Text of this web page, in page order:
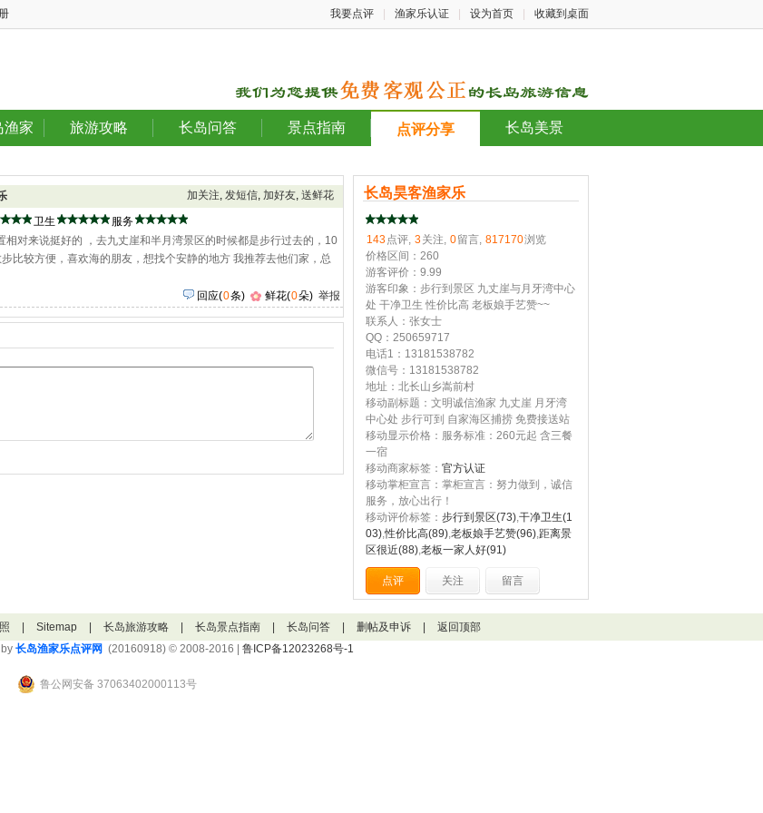
我要点评 渔家乐认证 设为首页 收藏到桌面
渔家 旅游攻略 长岛问答 景点指南 点评分享 长岛美景
加关注, 发短信, 加好友, 送鲜花
卫生
服务
对来说挺好的 ，去九丈崖和半月湾景区的时候都是步行过去的，10
比较方便，喜欢海的朋友，想找个安静的地方 我推荐去他们家，总
回应(0条) 鲜花(0朵) 举报
长岛昊客渔家乐
143点评, 3关注, 0留言, 817170浏览
价格区间：260
游客评价：9.99
游客印象：步行到景区 九丈崖与月牙湾中心
处 干净卫生 性价比高 老板娘手艺赞~~
联系人：张女士
QQ：250659717
电话1：13181538782
微信号：13181538782
地址：北长山乡嵩前村
移动副标题：文明诚信渔家 九丈崖 月牙湾
中心处 步行可到 自家海区捕捞 免费接送站
移动显示价格：服务标准：260元起 含三餐
一宿
移动商家标签： 官方认证
移动掌柜宣言：掌柜宣言：努力做到，诚信
服务，放心出行！
移动评价标签： 步行到景区(73),干净卫生(1
03),性价比高(89),老板娘手艺赞(96),距离景
区很近(88),老板一家人好(91)
点评 关注 留言
Sitemap 长岛旅游攻略 长岛景点指南 长岛问答 删帖及申诉
返回顶部
长岛渔家乐点评网 (20160918) © 2008-2016 | 鲁ICP备12023268号-1
鲁公网安备 37063402000113号